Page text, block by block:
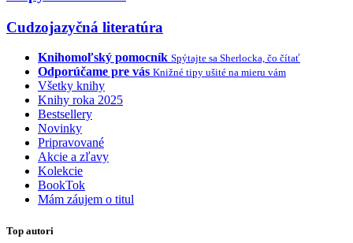
Cudzojazyčná literatúra
Knihomoľský pomocník Spýtajte sa Sherlocka, čo čítať
Odporúčame pre vás Knižné tipy ušité na mieru vám
Všetky knihy
Knihy roka 2025
Bestsellery
Novinky
Pripravované
Akcie a zľavy
Kolekcie
BookTok
Mám záujem o titul
Top autori